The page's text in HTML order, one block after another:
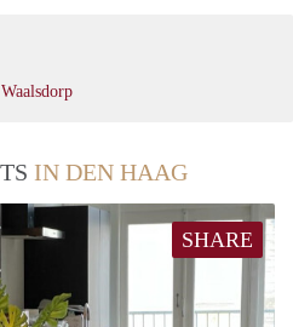
IN DEN HAAG
SHARE